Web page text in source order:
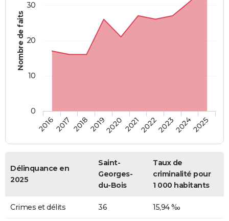
Nombre de faits
20162017 20182019202020212022202320242025
0
10
20
30
Délinquance en
2025
Saint-
Georges-
du-Bois
Taux de
criminalité pour
1 000 habitants
Crimes et délits 36 15,94 ‰